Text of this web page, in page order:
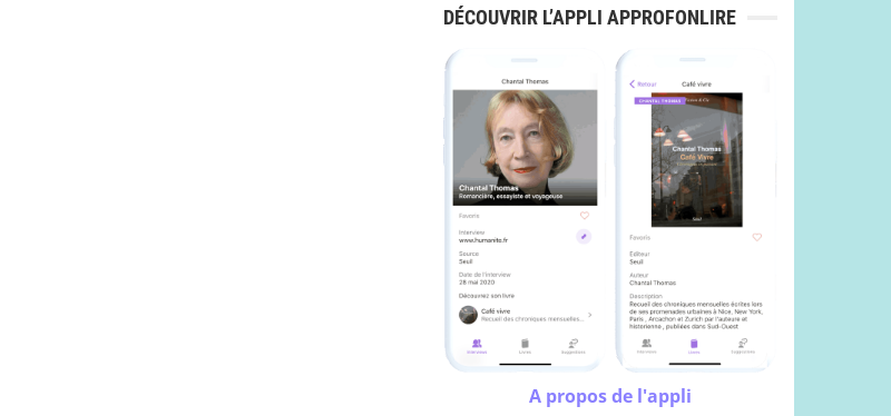
DÉCOUVRIR L’APPLI APPROFONLIRE
A propos de l'appli